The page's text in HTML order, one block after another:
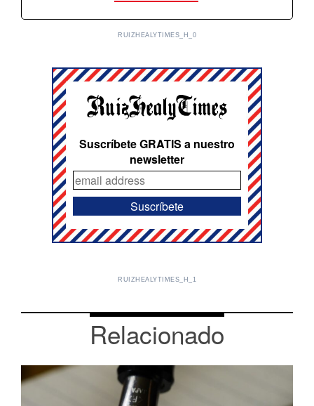
RUIZHEALYTIMES_H_0
Suscríbete GRATIS a nuestro
newsletter
RUIZHEALYTIMES_H_1
Relacionado